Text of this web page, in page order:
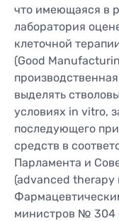
что имеющаяся в
лаборатория
клеточной
(Good
выделять
условиях in vitro,
последующего
средств в
Парламента и
(advanced
министров № 304